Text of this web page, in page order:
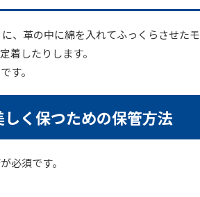
、革の中に綿を入れてふっくらさせたモ
着したりします。
です。
く保つための保管方法
が必須です。